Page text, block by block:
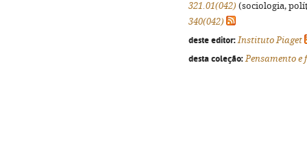
321.01(042) (sociologia,
340(042)
deste editor: Instituto Piaget
desta coleção: Pensamento e